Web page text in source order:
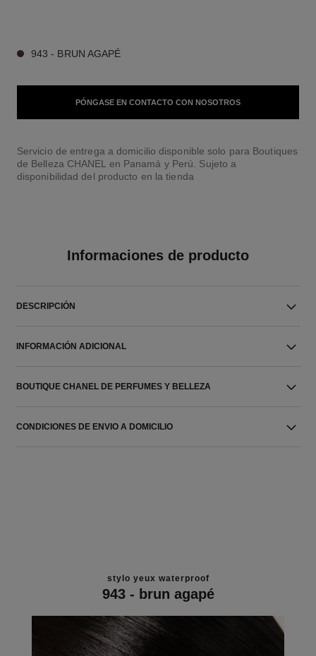
943 - BRUN AGAPÉ
PÓNGASE EN CONTACTO CON NOSOTROS
Servicio de entrega a domicilio disponible solo para Boutiques
de Belleza CHANEL en Panamá y Perú. Sujeto a
disponibilidad del producto en la tienda
Informaciones de producto
DESCRIPCIÓN
INFORMACIÓN ADICIONAL
BOUTIQUE CHANEL DE PERFUMES Y BELLEZA
CONDICIONES DE ENVIO A DOMICILIO
stylo yeux waterproof
943 - brun agapé